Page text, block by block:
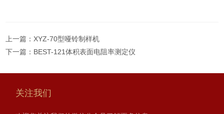
上一篇：XYZ-70型哑铃制样机
下一篇： BEST-121体积表面电阻率测定仪
关注我们